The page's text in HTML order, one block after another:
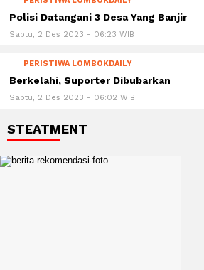
Polisi Datangani 3 Desa Yang Banjir
Sabtu, 2 Des 2023 - 06:23 WIB
PERISTIWA LOMBOKDAILY
Berkelahi, Suporter Dibubarkan
Sabtu, 2 Des 2023 - 06:02 WIB
STEATMENT